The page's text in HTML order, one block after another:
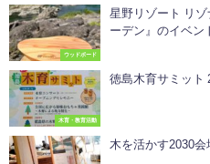
ウッドボード
星野リゾート リ
ーデン』のイベン
木育・教育活動
木を活かす2030